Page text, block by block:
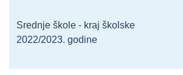
Srednje škole - kraj školske
2022/2023. godine